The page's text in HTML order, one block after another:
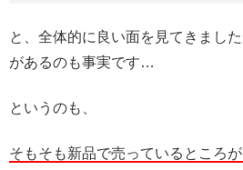
と、全体的に良い面を見てきまし
があるのも事実です…
というのも、
そもそも新品で売っているところ